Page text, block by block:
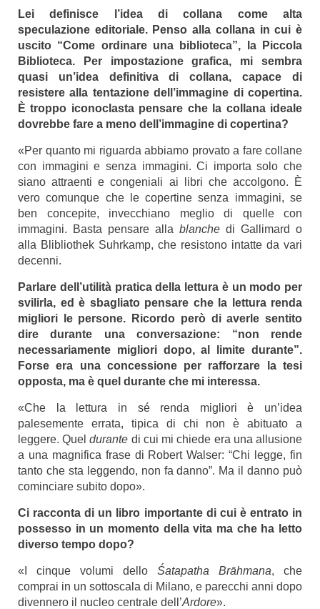
Lei definisce l’idea di collana come alta
speculazione editoriale. Penso alla collana in cui è
uscito “Come ordinare una biblioteca”, la Piccola
Biblioteca. Per impostazione grafica, mi sembra
quasi un’idea definitiva di collana, capace di
resistere alla tentazione dell’immagine di copertina.
È troppo iconoclasta pensare che la collana ideale
dovrebbe fare a meno dell’immagine di copertina?
«Per quanto mi riguarda abbiamo provato a fare collane
con immagini e senza immagini. Ci importa solo che
siano attraenti e congeniali ai libri che accolgono. È
vero comunque che le copertine senza immagini, se
ben concepite, invecchiano meglio di quelle con
immagini. Basta pensare alla blanche di Gallimard o
alla Blibliothek Suhrkamp, che resistono intatte da vari
decenni.
Parlare dell’utilità pratica della lettura è un modo per
svilirla, ed è sbagliato pensare che la lettura renda
migliori le persone. Ricordo però di averle sentito
dire durante una conversazione: “non rende
necessariamente migliori dopo, al limite durante”.
Forse era una concessione per rafforzare la tesi
opposta, ma è quel durante che mi interessa.
«Che la lettura in sé renda migliori è un’idea
palesemente errata, tipica di chi non è abituato a
leggere. Queldurante di cui mi chiede era una allusione
a una magnifica frase di Robert Walser: “Chi legge, fin
tanto che sta leggendo, non fa danno”. Ma il danno può
cominciare subito dopo».
Ci racconta di un libro importante di cui è entrato in
possesso in un momento della vita ma che ha letto
diverso tempo dopo?
«I cinque volumi dello Śatapatha Brāhmana, che
comprai in un sottoscala di Milano, e parecchi anni dopo
divennero il nucleo centrale dell’Ardore».